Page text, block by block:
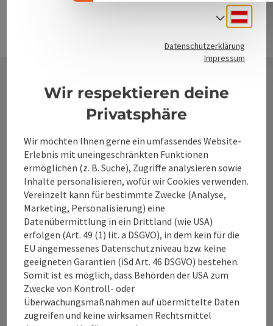
für konzentriertes Arbeiten mit ausreichend Freiraum und
umhüllt trotz seiner Größe mit wohliger Geborgenheit.
aufgrund seiner Größe mit etwa 12 m² ideal für
Einzelsessions. Der Healing Dome ist wie sein großer Bruder
baum. Schon beim Aufbau und Verlegen der Leitungen
wurde darauf geachtet, dass sich hier positive, nährende
Energie ungestört entfalten kann. Ausgewählte Hölzer
zu einer heilenden Oase. Darum bieten wir den Dom sowohl
als Apartment als auch als Seminarraum an.
Kontakt
Alpenland Tourismus GmbH
Bahnhofstraße 2
4580 Windischgarsten
+43 50 360 360 360
info@360alpenland.com
Datenschutzerklärung
Impressum
Wir respektieren deine
Privatsphäre
Wir möchten Ihnen gerne ein umfassendes Website-
Erlebnis mit uneingeschränkten Funktionen
ermöglichen (z. B. Suche), Zugriffe analysieren sowie
Inhalte personalisieren, wofür wir Cookies verwenden.
Vereinzelt kann für bestimmte Zwecke (Analyse,
Marketing, Personalisierung) eine
Datenübermittlung in ein Drittland (wie USA)
erfolgen (Art. 49 (1) lit. a DSGVO), in dem kein für die
EU angemessenes Datenschutzniveau bzw. keine
geeigneten Garantien (iSd Art. 46 DSGVO) bestehen.
Somit ist es möglich, dass Behörden der USA zum
Zwecke von Kontroll- oder
Überwachungsmaßnahmen auf übermittelte Daten
zugreifen und keine wirksamen Rechtsmittel